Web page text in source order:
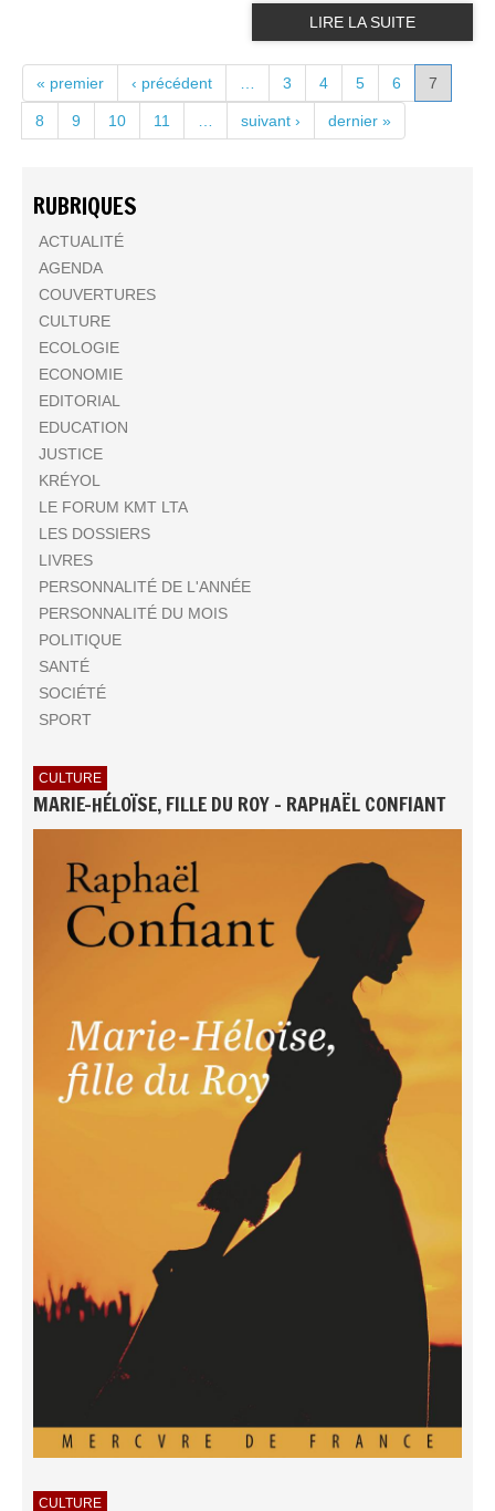
LIRE LA SUITE
PAGES
« premier ‹ précédent 3 4 5 6 7
8 9 10 11 suivant › dernier »
RUBRIQUES
ACTUALITÉ
AGENDA
COUVERTURES
CULTURE
ECOLOGIE
ECONOMIE
EDITORIAL
EDUCATION
JUSTICE
KRÉYOL
LE FORUM KMT LTA
LES DOSSIERS
LIVRES
PERSONNALITÉ DE L'ANNÉE
PERSONNALITÉ DU MOIS
POLITIQUE
SANTÉ
SOCIÉTÉ
SPORT
CULTURE
MARIE-HÉLOÏSE, FILLE DU ROY - RAPHAËL CONFIANT
CULTURE